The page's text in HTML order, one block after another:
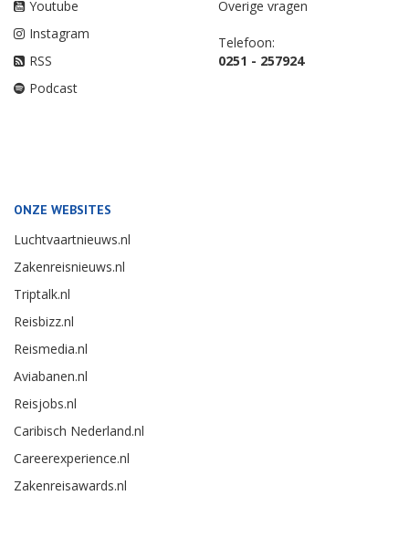
Youtube
Instagram
RSS
Podcast
Overige vragen
Telefoon:
0251 - 257924
ONZE WEBSITES
Luchtvaartnieuws.nl
Zakenreisnieuws.nl
Triptalk.nl
Reisbizz.nl
Reismedia.nl
Aviabanen.nl
Reisjobs.nl
Caribisch Nederland.nl
Careerexperience.nl
Zakenreisawards.nl